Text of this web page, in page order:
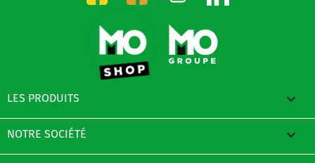
LES PRODUITS 
NOTRE SOCIÉTÉ 